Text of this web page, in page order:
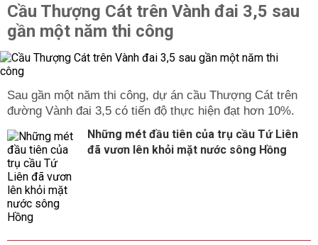
Cầu Thượng Cát trên Vành đai 3,5 sau
gần một năm thi công
Sau gần một năm thi công, dự án cầu Thượng Cát trên
đường Vành đai 3,5 có tiến độ thực hiện đạt hơn 10%.
Những mét đầu tiên của trụ cầu Tứ Liên
đã vươn lên khỏi mặt nước sông Hồng